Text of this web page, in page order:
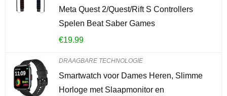
Meta Quest 2/Quest/Rift S Controllers
Spelen Beat Saber Games
€19.99
DRAAGBARE TECHNOLOGIE
Smartwatch voor Dames Heren, Slimme
Horloge met Slaapmonitor en